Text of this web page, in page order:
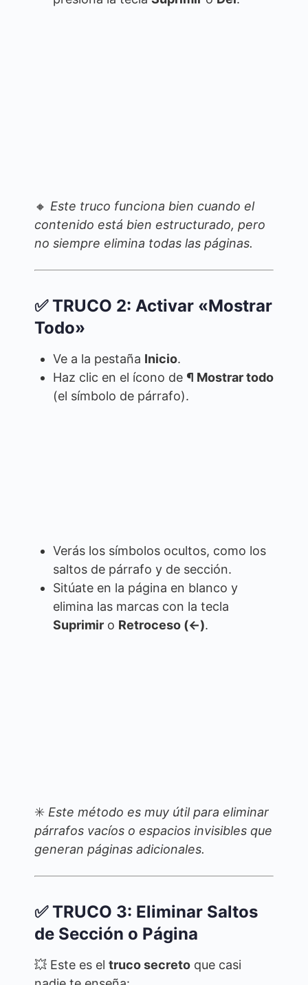
🔸 Este truco funciona bien cuando el
contenido está bien estructurado, pero
no siempre elimina todas las páginas.
✅ TRUCO 2: Activar «Mostrar
Todo»
Ve a la pestaña Inicio.
Haz clic en el ícono de ¶ Mostrar todo
(el símbolo de párrafo).
Verás los símbolos ocultos, como los
saltos de párrafo y de sección.
Sitúate en la página en blanco y
elimina las marcas con la tecla
Suprimir o Retroceso (←).
✳️ Este método es muy útil para eliminar
párrafos vacíos o espacios invisibles que
generan páginas adicionales.
✅ TRUCO 3: Eliminar Saltos
de Sección o Página
💥 Este es el truco secreto que casi